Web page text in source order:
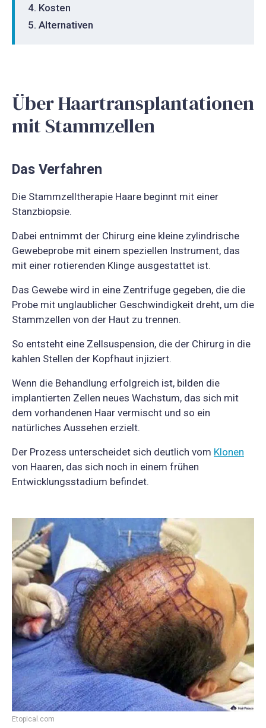
Kosten
Alternativen
Über Haartransplantationen
mit Stammzellen
Das Verfahren
Die Stammzelltherapie Haare beginnt mit einer
Stanzbiopsie.
Dabei entnimmt der Chirurg eine kleine zylindrische
Gewebeprobe mit einem speziellen Instrument, das
mit einer rotierenden Klinge ausgestattet ist.
Das Gewebe wird in eine Zentrifuge gegeben, die die
Probe mit unglaublicher Geschwindigkeit dreht, um die
Stammzellen von der Haut zu trennen.
So entsteht eine Zellsuspension, die der Chirurg in die
kahlen Stellen der Kopfhaut injiziert.
Wenn die Behandlung erfolgreich ist, bilden die
implantierten Zellen neues Wachstum, das sich mit
dem vorhandenen Haar vermischt und so ein
natürliches Aussehen erzielt.
Der Prozess unterscheidet sich deutlich vom Klonen
von Haaren, das sich noch in einem frühen
Entwicklungsstadium befindet.
Etopical.com